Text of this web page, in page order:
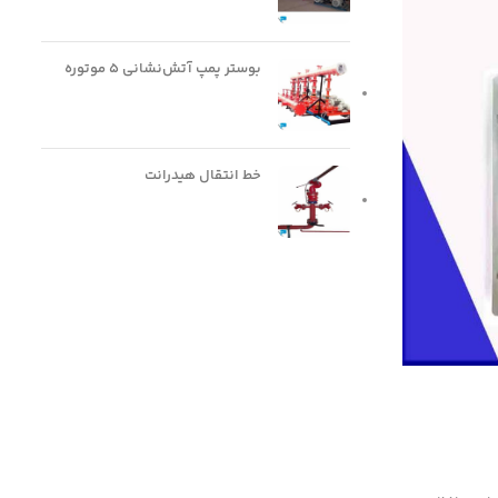
بوستر پمپ آتش‌نشانی ۵ موتوره
خط انتقال هیدرانت